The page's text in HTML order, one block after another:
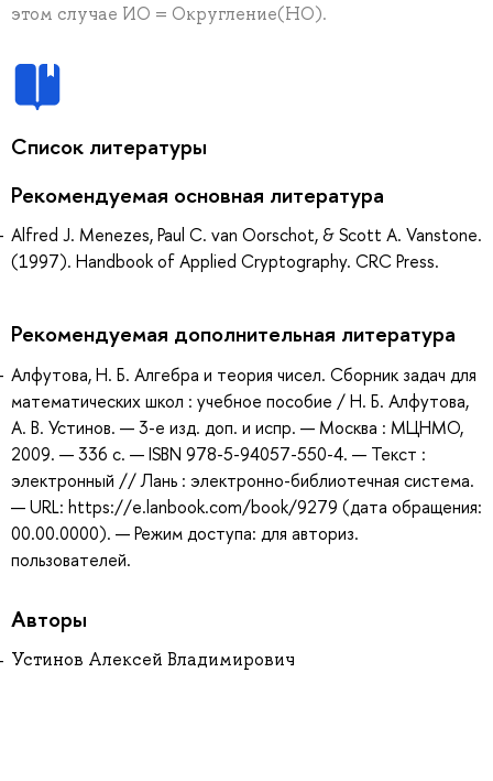
этом случае ИО = Округление(НО).
Список литературы
Рекомендуемая основная литература
Alfred J. Menezes, Paul C. van Oorschot, & Scott A. Vanstone.
(1997). Handbook of Applied Cryptography. CRC Press.
Рекомендуемая дополнительная литература
Алфутова, Н. Б. Алгебра и теория чисел. Сборник задач для
математических школ : учебное пособие / Н. Б. Алфутова,
А. В. Устинов. — 3-е изд. доп. и испр. — Москва : МЦНМО,
2009. — 336 с. — ISBN 978-5-94057-550-4. — Текст :
электронный // Лань : электронно-библиотечная система.
— URL: https://e.lanbook.com/book/9279 (дата обращения:
00.00.0000). — Режим доступа: для авториз.
пользователей.
Авторы
Устинов Алексей Владимирович